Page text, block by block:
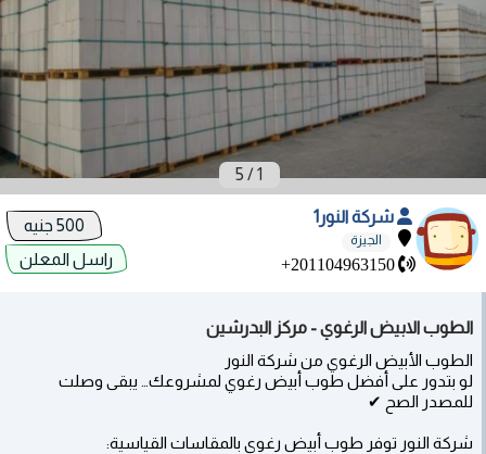
1
/
5
شركة النور1
الجيزة
+201104963150
راسل المعلن
الطوب الابيض الرغوي - مركز البدرشين
الطوب الأبيض الرغوي من شركة النور
لو بتدور على أفضل طوب أبيض رغوي لمشروعك… يبقى وصلت
للمصدر الصح ✔
شركة النور توفر طوب أبيض رغوي بالمقاسات القياسية: